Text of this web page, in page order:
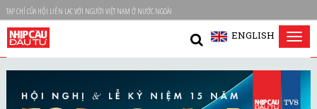
TẠP CHÍ CỦA HỘI LIÊN LẠC VỚI NGƯỜI VIỆT NAM Ở NƯỚC NGOÀI
ENGLISH